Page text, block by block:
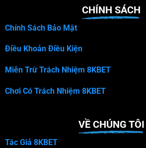
CHÍNH SÁCH
Chính Sách Bảo Mật
Điều Khoản Điều Kiện
Miễn Trừ Trách Nhiệm 8KBET
Chơi Có Trách Nhiệm 8KBET
VỀ CHÚNG TÔI
Tác Giả 8KBET